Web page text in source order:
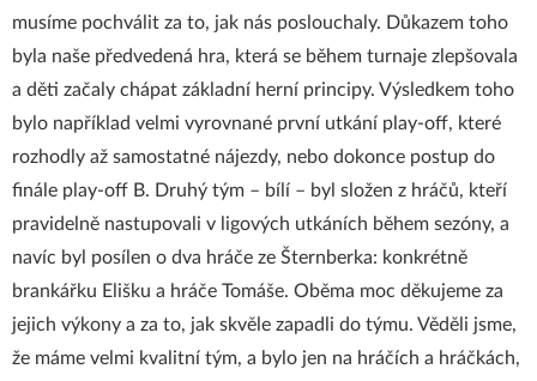
musíme pochválit za to, jak nás poslouchaly. Důkazem toho
byla naše předvedená hra, která se během turnaje zlepšovala
a děti začaly chápat základní herní principy. Výsledkem toho
bylo například velmi vyrovnané první utkání play-off, které
rozhodly až samostatné nájezdy, nebo dokonce postup do
finále play-off B. Druhý tým – bílí – byl složen z hráčů, kteří
pravidelně nastupovali v ligových utkáních během sezóny, a
navíc byl posílen o dva hráče ze Šternberka: konkrétně
brankářku Elišku a hráče Tomáše. Oběma moc děkujeme za
jejich výkony a za to, jak skvěle zapadli do týmu. Věděli jsme,
že máme velmi kvalitní tým, a bylo jen na hráčích a hráčkách,